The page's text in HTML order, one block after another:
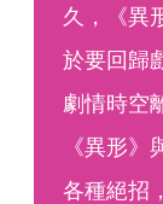
久，《異
於要回歸
劇情時空
《異形
各種絕招